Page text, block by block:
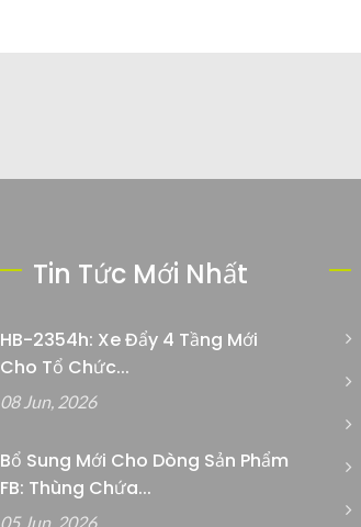
Tin Tức Mới Nhất
HB-2354h: Xe Đẩy 4 Tầng Mới
Cho Tổ Chức...
08 Jun, 2026
Bổ Sung Mới Cho Dòng Sản Phẩm
FB: Thùng Chứa...
05 Jun, 2026